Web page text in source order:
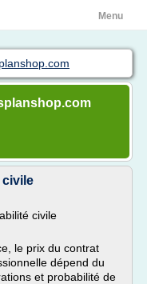
Menu
civile
civile
le prix du contrat
dépend du
et probabilité de